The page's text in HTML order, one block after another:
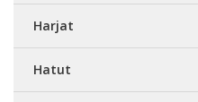
Harjat
Hatut